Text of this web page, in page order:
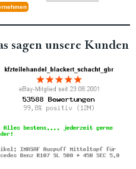
sagen unsere Kunden